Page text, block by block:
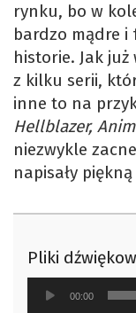
rynku, bo w
bardzo mądre
historie. Jak już
z kilku serii,
inne to na
Hellblazer,
niezwykle
napisały
Pliki
Odtwarzacz
00:00